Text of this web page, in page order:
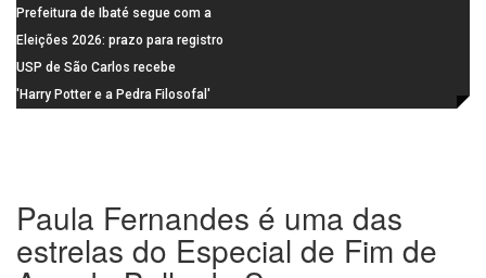
diversidade
histórias
demonstração de paramotor
horário especial nesta segunda-
feira (10)
Prefeitura de Ibaté segue com a
Campanha do Agasalho segue
durante o mês de agosto
Eleições 2026: prazo para registro
de candidaturas acaba em 15 de
agosto
USP de São Carlos recebe
visitantes para apresentar cursos
'Harry Potter e a Pedra Filosofal'
Paula Fernandes é uma das
estrelas do Especial de Fim de